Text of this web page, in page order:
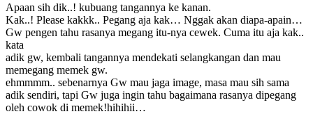
Apaan sih dik..! kubuang tangannya ke kanan.
Kak..! Please kakkk.. Pegang aja kak… Nggak akan diapa-apain…
Gw pengen tahu rasanya megang itu-nya cewek. Cuma itu aja kak..
kata
adik gw, kembali tangannya mendekati selangkangan dan mau
memegang memek gw.
ehmmmm.. sebenarnya Gw mau jaga image, masa mau sih sama
adik sendiri, tapi Gw juga ingin tahu bagaimana rasanya dipegang
oleh cowok di memek!hihihii…